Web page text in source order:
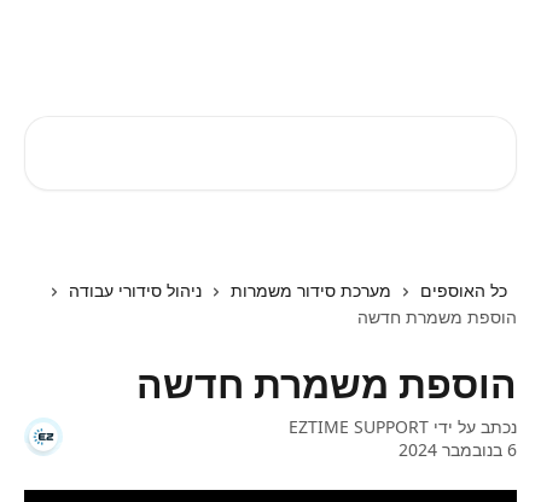
כל האוספים מערכת סידור משמרות
ניהול סידורי עבודה
הוספת משמרת חדשה
הוספת משמרת חדשה
נכתב על ידי EZTIME SUPPORT
6 בנובמבר 2024